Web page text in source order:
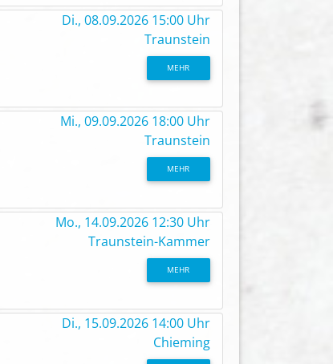
Di., 08.09.2026 15:00 Uhr
Traunstein
MEHR
Mi., 09.09.2026 18:00 Uhr
Traunstein
MEHR
Mo., 14.09.2026 12:30 Uhr
Traunstein-Kammer
MEHR
Di., 15.09.2026 14:00 Uhr
Chieming